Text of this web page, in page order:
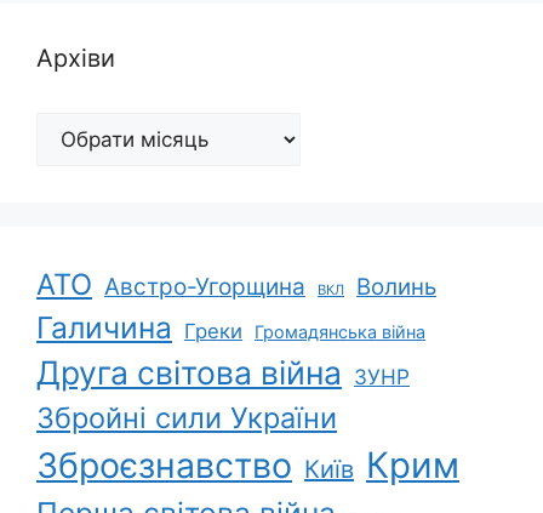
Архіви
Архіви
АТО Австро-Угорщина ВКЛ Волинь
Галичина Греки Громадянська війна
Друга світова війна ЗУНР
Збройні сили України
Зброєзнавство Київ Крим